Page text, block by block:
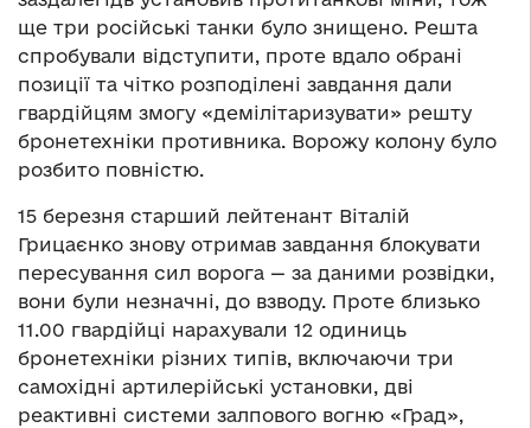
ще три російські танки було знищено. Решта
спробували відступити, проте вдало обрані
позиції та чітко розподілені завдання дали
гвардійцям змогу «демілітаризувати» решту
бронетехніки противника. Ворожу колону було
розбито повністю.
15 березня старший лейтенант Віталій
Грицаєнко знову отримав завдання блокувати
пересування сил ворога — за даними розвідки,
вони були незначні, до взводу. Проте близько
11.00 гвардійці нарахували 12 одиниць
бронетехніки різних типів, включаючи три
самохідні артилерійські установки, дві
реактивні системи залпового вогню «Град»,